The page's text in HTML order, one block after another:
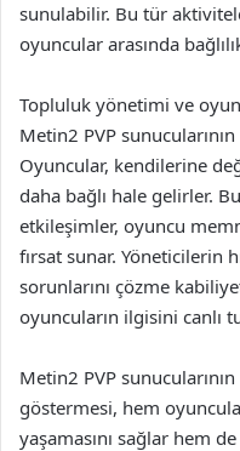
sunulabilir. Bu tür
oyuncular arasında
Topluluk yönetimi ve
Metin2 PVP
Oyuncular, kendilerine
daha bağlı hale gelirler.
etkileşimler, oyuncu
fırsat sunar. Yöneticilerin
sorunlarını çözme
oyuncuların ilgisini canlı
Metin2 PVP
göstermesi, hem
yaşamasını sağlar hem